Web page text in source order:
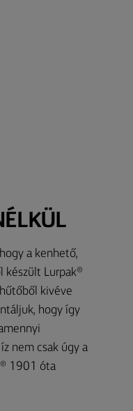
a kenhető,
készült Lurpak®
kivéve
hogy így
nem csak úgy a
1901 óta